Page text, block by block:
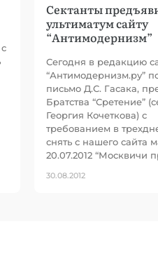
Сектанты
ультиматум сайту
“Антимодернизм”
Сегодня в редакцию
“Антимодернизм.ру”
письмо Д.С. Гасака,
Братства “Сретение”
Георгия Кочеткова) с
требованием в
снять с нашего сайта
20.07.2012 “Москвичи
30.08.2012